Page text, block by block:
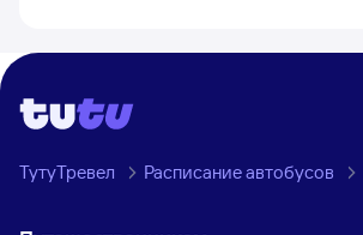
ТутуТревел Расписание автобусов